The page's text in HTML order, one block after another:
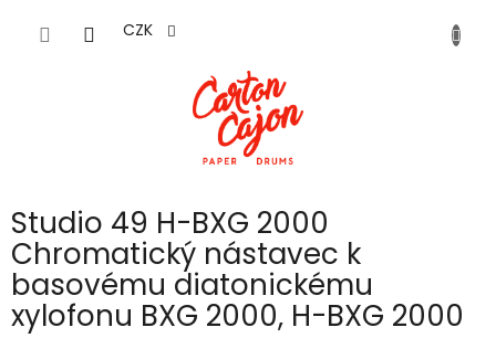
CZK
Studio 49 H-BXG 2000
Chromatický nástavec k
basovému diatonickému
xylofonu BXG 2000, H-BXG 2000